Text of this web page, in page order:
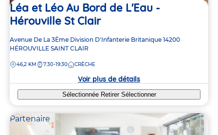
Léa et Léo Au Bord de L'Eau -
Hérouville St Clair
Adresse
de
crèche
Avenue De La 3Ème Division D'Infanterie Britanique 14200
HÉROUVILLE SAINT CLAIR
DISTANCE
46,2 KM 7:30-19:30 CRÈCHE
Voir plus de détails
Sélectionnée Retirer Sélectionner
Partenaire